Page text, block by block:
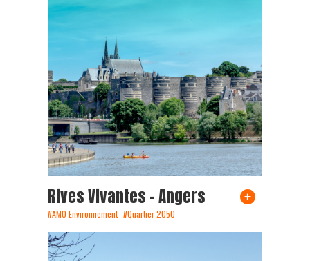
Rives Vivantes – Angers
#AMO Environnement #Quartier 2050